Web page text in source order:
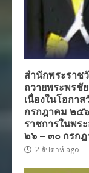
สำนักพระราช
ถวายพระพรชั
เนื่องในโอกา
กรกฎาคม ๒๕
ราชการในพร
๒๖ – ๓๐ กรก
2 สัปดาห์ ago